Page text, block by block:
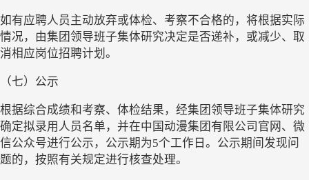
如有应聘人员主动放弃或体检、考察不合格的，将根据实际
情况，由集团领导班子集体研究决定是否递补，或减少、取
消相应岗位招聘计划。
（七）公示
根据综合成绩和考察、 体检结果，经集团领导班子集体研究
确定拟录用人员名单 ，并在中国动漫集团有限公司官网、微
信公众号进行公示，公示期为5个工作日。公示期间发现问
题的，按照有关规定进行核查处理。